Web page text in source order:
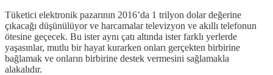
Tüketici elektronik pazarının 2016’da 1 trilyon dolar değerine
çıkacağı düşünülüyor ve harcamalar televizyon ve akıllı telefonun
ötesine geçecek. Bu ister aynı çatı altında ister farklı yerlerde
yaşasınlar, mutlu bir hayat kurarken onları gerçekten birbirine
bağlamak ve onların birbirine destek vermesini sağlamakla
alakalıdır.